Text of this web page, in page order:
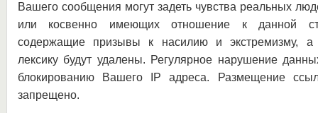
Вашего сообщения могут задеть чувства реальных
или косвенно имеющих отношение к данной
содержащие призывы к насилию и экстремизму, а
лексику будут удалены. Регулярное нарушение
блокированию Вашего IP адреса. Размещение
запрещено.